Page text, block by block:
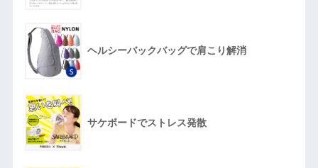
ヘルシーバックバッグで肩こり解消
サケボードでストレス発散